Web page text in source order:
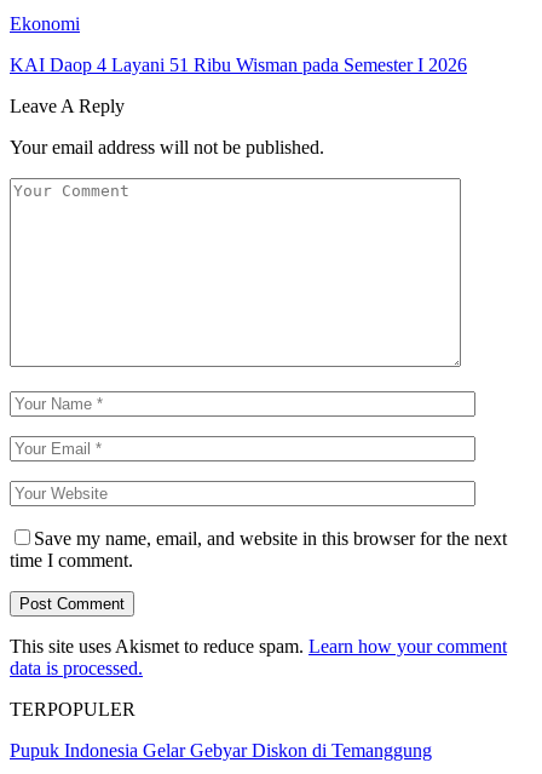
Ekonomi
KAI Daop 4 Layani 51 Ribu Wisman pada Semester I 2026
Leave A Reply
Your email address will not be published.
Save my name, email, and website in this browser for the next
time I comment.
This site uses Akismet to reduce spam. Learn how your comment
data is processed.
TERPOPULER
Pupuk Indonesia Gelar Gebyar Diskon di Temanggung